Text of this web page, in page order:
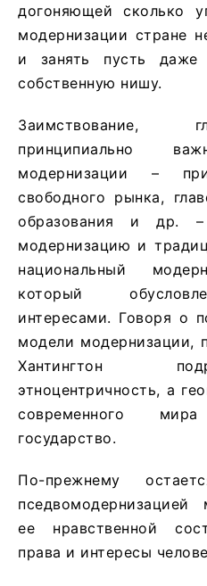
догоняющей сколько
модернизации стране
и занять пусть
собственную нишу.
Заимствование,
принципиально
модернизации –
свободного рынка,
образования и др. –
модернизацию и
национальный
который
интересами. Говоря о
модели модернизации,
Хантингтон
этноцентричность, а
современного
государство.
По-прежнему
ее нравственной
права и интересы